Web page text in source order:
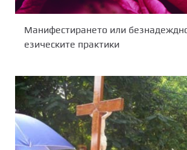
Манифестирането или
езическите практики